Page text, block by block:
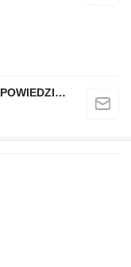
QINDITO SPÓŁKA Z OGRANICZONĄ ODPOWIEDZIALNOŚCIĄ